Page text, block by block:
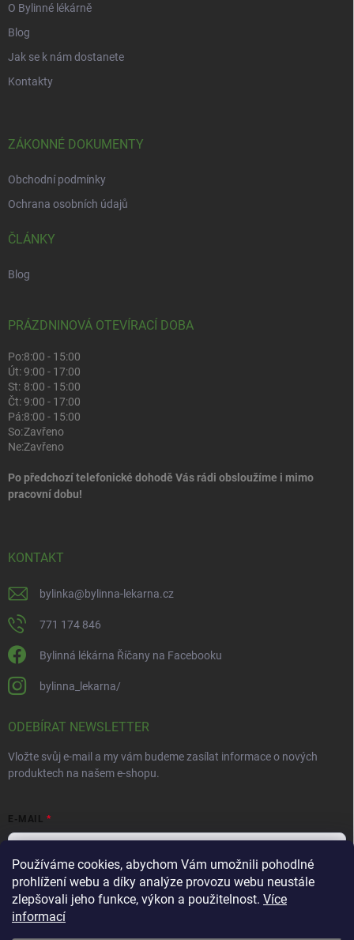
Používáme cookies, abychom Vám umožnili pohodlné
prohlížení webu a díky analýze provozu webu neustále
zlepšovali jeho funkce, výkon a použitelnost. Více
informací
O Bylinné lékárně
Blog
Jak se k nám dostanete
Kontakty
ZÁKONNÉ DOKUMENTY
Obchodní podmínky
Ochrana osobních údajů
ČLÁNKY
Blog
PRÁZDNINOVÁ OTEVÍRACÍ DOBA
Po:8:00 - 15:00
Út:9:00 - 17:00
St: 8:00 - 15:00
Čt:9:00 - 17:00
Pá:8:00 - 15:00
So:Zavřeno
Ne:Zavřeno
Po předchozí telefonické dohodě Vás rádi obsloužíme i mimo
pracovní dobu!
KONTAKT
bylinka@bylinna-lekarna.cz
771 174 846
Bylinná lékárna Říčany na Facebooku
bylinna_lekarna/
ODEBÍRAT NEWSLETTER
Vložte svůj e-mail a my vám budeme zasílat informace o nových
produktech na našem e-shopu.
E-MAIL
Vložením e-mailu souhlasíte spodmínkami ochrany osobních údajů
Přihlásit se